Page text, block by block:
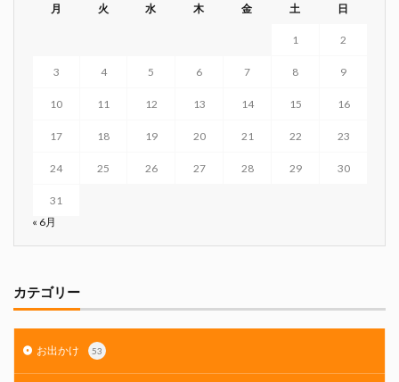
月 火 水 木 金 土 日
1 2
3 4 5 6 7 8 9
10 11 12 13 14 15 16
17 18 19 20 21 22 23
24 25 26 27 28 29 30
31
« 6月
カテゴリー
お出かけ 53